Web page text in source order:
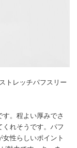
トレッチパフスリー
。程よい厚みでさ
くれそうです。パフ
性らしいポイント